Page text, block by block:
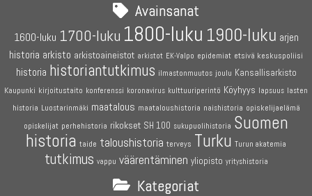
Avainsanat
1600-luku 1700-luku 1800-luku 1900-luku arjen
historia arkisto arkistoaineistot arkistot EK-Valpo epidemiat etsivä keskuspoliisi
historia historiantutkimus ilmastonmuutos joulu Kansallisarkisto
Kaupunki kirjoitustaito konferenssi koronavirus kulttuuriperintö Köyhyys lapsuus lasten
historia Luostarinmäki maatalous maataloushistoria naishistoria opiskelijaelämä
opiskelijat perhehistoria rikokset SH 100 sukupuolihistoria Suomen
historia taide taloushistoria terveys Turku Turun akatemia
tutkimus vappu väärentäminen yliopisto yrityshistoria
Kategoriat